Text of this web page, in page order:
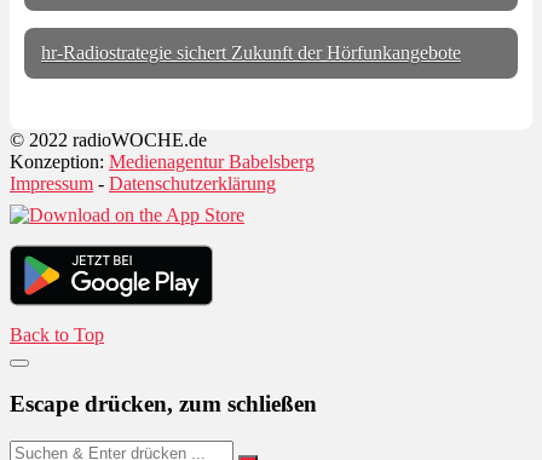
hr-Radiostrategie sichert Zukunft der Hörfunkangebote
© 2022 radioWOCHE.de
Konzeption: Medienagentur Babelsberg
Impressum - Datenschutzerklärung
Back to Top
Escape drücken, zum schließen